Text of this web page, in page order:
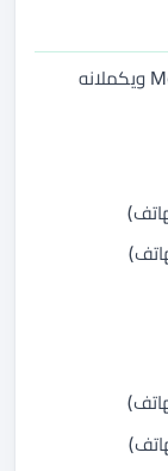
كلا الوسيطين يعتمدان على نظام MetaTrader ويكملانه